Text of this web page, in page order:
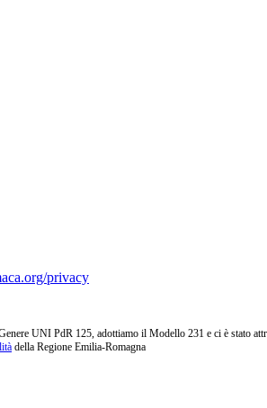
privacy
UNI PdR 125, adottiamo il Modello 231 e ci è stato
della Regione Emilia-Romagna